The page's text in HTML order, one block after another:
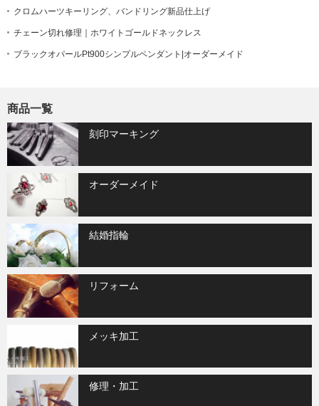
クロムハーツキーリング、バンドリング新品仕上げ
チェーン切れ修理｜ホワイトゴールドネックレス
ブラックオパールPt900シンプルペンダント|オーダーメイド
商品一覧
刻印マーキング
オーダーメイド
結婚指輪
リフォーム
メッキ加工
修理・加工